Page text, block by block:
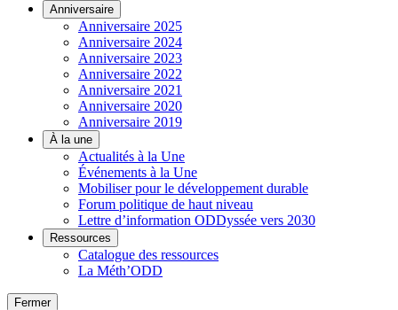
Anniversaire
Anniversaire 2025
Anniversaire 2024
Anniversaire 2023
Anniversaire 2022
Anniversaire 2021
Anniversaire 2020
Anniversaire 2019
À la une
Actualités à la Une
Événements à la Une
Mobiliser pour le développement durable
Forum politique de haut niveau
Lettre d’information ODDyssée vers 2030
Ressources
Catalogue des ressources
La Méth’ODD
Fermer